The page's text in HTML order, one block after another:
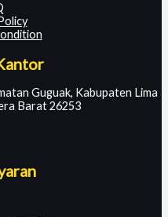
Guguak, Kabupaten Lima
Barat 26253